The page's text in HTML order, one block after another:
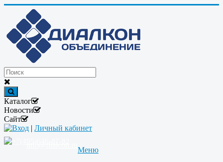
Каталог
Новости
Сайт
Вход | Личный кабинет
Меню